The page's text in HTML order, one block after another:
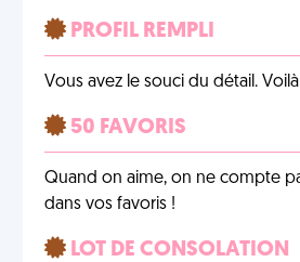
PROFIL REMPLI
Vous avez le souci du détail.
50 FAVORIS
Quand on aime, on ne compte
dans vos favoris !
LOT DE CONSOLATION